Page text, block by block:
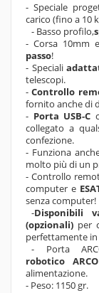
- Speciale
carico (fino a 10
- Basso profilo,
- Corsa 10mm
passo!
- Speciali
telescopi.
-Controllo
fornito anche di
- Porta USB-C
collegato a
confezione.
- Funziona
molto più di un
- Controllo
computer e
senza computer!
-Disponibili
(opzionali) per
perfettamente in
- Porta
robotico ARCO
alimentazione.
- Peso: 1150 gr.